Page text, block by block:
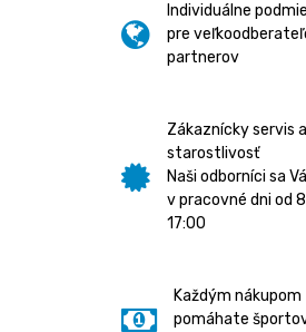
Individuálne
pre
partnerov
Zákaznícky servis a
starostlivosť
Naši odborníci sa
v pracovné dni od
17:00
Každým nákupom
pomáhate